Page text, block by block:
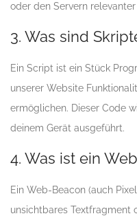
oder den Servern
3. Was sind
Ein Script ist ein Stück
unserer Website
ermöglichen. Dieser Code
deinem Gerät ausgeführt.
4. Was ist ein
Ein Web-Beacon (auch
unsichtbares Textfragment